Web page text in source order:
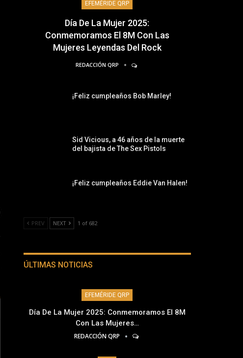
EFEMÉRIDE QRP
Día De La Mujer 2025:
Conmemoramos El 8M Con Las
Mujeres Leyendas Del Rock
REDACCIÓN QRP
¡Feliz cumpleaños Bob Marley!
Sid Vicious, a 46 años de la muerte
del bajista de The Sex Pistols
¡Feliz cumpleaños Eddie Van Halen!
PREV NEXT 1 of 682
ÚLTIMAS NOTICIAS
EFEMÉRIDE QRP
Día De La Mujer 2025: Conmemoramos El 8M
Con Las Mujeres…
REDACCIÓN QRP